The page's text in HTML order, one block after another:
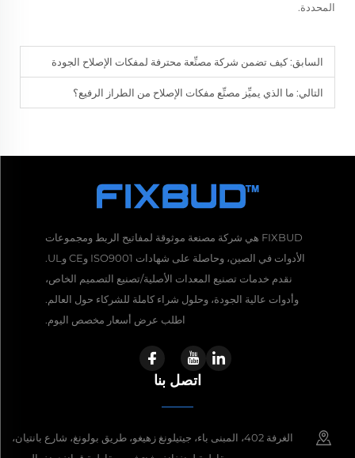
المحددة.
السابق:كيف تضمن شركة مصنِّعة محترفة لمفكات الإصلاح الجودة
التالي: ما الذي يميِّز مصنِّع مفكات الإصلاح من الطراز الرفيع؟
FIXBUD هي شركة مصنعة موثوقة لمفاتيح الربط ومجموعات
الأدوات في الصين، وحاصلة على شهادات ISO9001 وCE وUL.
نقدم خدمات تصنيع المعدات الأصلية/تصنيع التصميم الخاص،
وأدوات عالية الجودة، وحلول شراء كاملة للشركاء حول العالم.
اطلب عرض أسعار مخصص اليوم.
اتصل بنا
الغرفة 402، المبنى باء، جيتيلونغ زهيغو، طريق بولونغ، شارع بانتيان،